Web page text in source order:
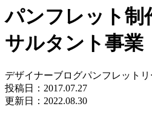
パンフレット制
サルタント事業
デザイナーブログパンフレット
投稿日： 2017.07.27
更新日：2022.08.30